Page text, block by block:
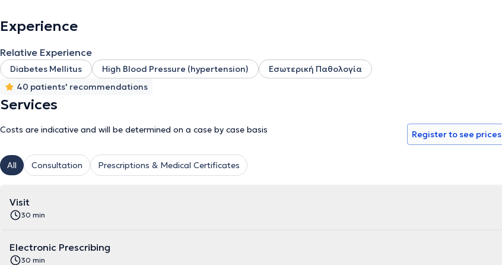
Experience
Relative Experience
Diabetes Mellitus High Blood Pressure (hypertension)
Εσωτερική Παθολογία
40 patients' recommendations
Services
Costs are indicative and will be determined on a case by case basis Register to see prices
All Consultation Prescriptions & Medical Certificates
Visit
30 min
Electronic Prescribing
30 min